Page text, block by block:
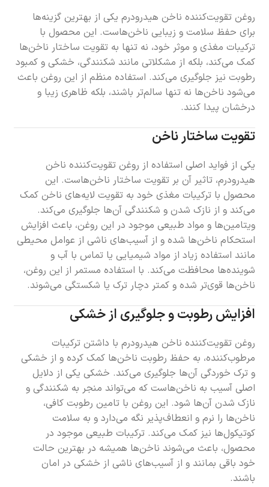
روغن تقویت‌کننده ناخن هیدرودرم یکی از بهترین گزینه‌ها
برای حفظ سلامت و زیبایی ناخن‌هاست. این محصول با
ترکیبات مغذی و موثر خود، نه تنها به تقویت ساختار ناخن‌ها
کمک می‌کند، بلکه از مشکلاتی مانند شکنندگی، خشکی و کمبود
رطوبت نیز جلوگیری می‌کند. استفاده منظم از این روغن باعث
می‌شود ناخن‌ها نه تنها سالم‌تر باشند، بلکه ظاهری زیبا و
درخشان پیدا کنند.
تقویت ساختار ناخن
یکی از فواید اصلی استفاده از روغن تقویت‌کننده ناخن
هیدرودرم، تاثیر آن بر تقویت ساختار ناخن‌هاست. این
محصول با ترکیبات مغذی خود به تقویت لایه‌های ناخن کمک
می‌کند و از نازک شدن و شکنندگی آن‌ها جلوگیری می‌کند.
ویتامین‌ها و مواد طبیعی موجود در این روغن، باعث افزایش
استحکام ناخن‌ها شده و از آسیب‌های ناشی از عوامل محیطی
مانند استفاده زیاد از مواد شیمیایی یا تماس با آب و
شوینده‌ها محافظت می‌کند. با استفاده مستمر از این روغن،
ناخن‌ها قوی‌تر شده و کمتر دچار ترک یا شکستگی می‌شوند.
افزایش رطوبت و جلوگیری از خشکی
روغن تقویت‌کننده ناخن هیدرودرم با داشتن ترکیبات
مرطوب‌کننده، به حفظ رطوبت ناخن‌ها کمک کرده و از خشکی
و ترک خوردگی آن‌ها جلوگیری می‌کند. خشکی یکی از دلایل
اصلی آسیب به ناخن‌هاست که می‌تواند منجر به شکنندگی و
نازک شدن آن‌ها شود. این روغن با تامین رطوبت کافی،
ناخن‌ها را نرم و انعطاف‌پذیر نگه می‌دارد و به سلامت
کوتیکول‌ها نیز کمک می‌کند. ترکیبات طبیعی موجود در
محصول، باعث می‌شوند ناخن‌ها همیشه در بهترین حالت
خود باقی بمانند و از آسیب‌های ناشی از خشکی در امان
باشند.